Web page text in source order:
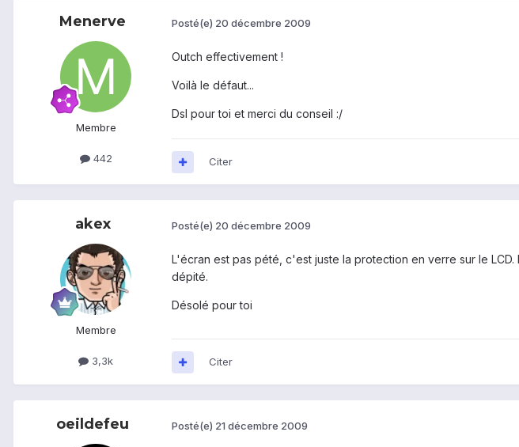
Menerve
Membre
442
Posté(e) 20 décembre 2009
Outch effectivement !
Voilà le défaut...
Dsl pour toi et merci du conseil :/
Citer
akex
Membre
3,3k
Posté(e) 20 décembre 2009
L'écran est pas pété, c'est juste la protection en verre sur le LCD.
dépité.
Désolé pour toi
Citer
oeildefeu Posté(e) 21 décembre 2009